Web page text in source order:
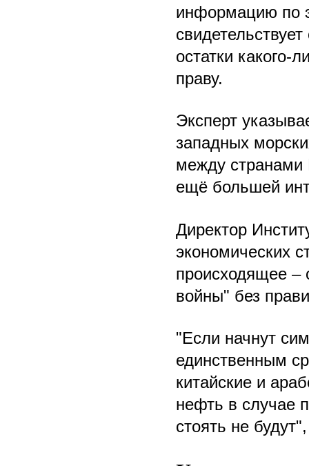
информацию по
остатки
праву.
Эксперт
западных
между
ещё большей
Директор
экономических
происходящее –
войны" без
"Если начнут
единственным
китайские и
нефть в случае
стоять не